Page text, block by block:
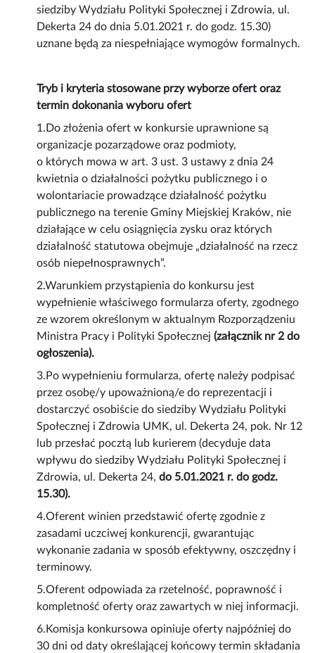
siedziby Wydziału Polityki Społecznej i Zdrowia, ul.
Dekerta 24 do dnia 5.01.2021 r. do godz. 15.30)
uznane będą za niespełniające wymogów formalnych.
Tryb i kryteria stosowane przy wyborze ofert oraz
termin dokonania wyboru ofert
1.Do złożenia ofert w konkursie uprawnione są
organizacje pozarządowe oraz podmioty,
o których mowa w art. 3 ust. 3 ustawy z dnia 24
kwietnia o działalności pożytku publicznego i o
wolontariacie prowadzące działalność pożytku
publicznego na terenie Gminy Miejskiej Kraków, nie
działające w celu osiągnięcia zysku oraz których
działalność statutowa obejmuje „działalność na rzecz
osób niepełnosprawnych”.
2.Warunkiem przystąpienia do konkursu jest
wypełnienie właściwego formularza oferty, zgodnego
ze wzorem określonym w aktualnym Rozporządzeniu
Ministra Pracy i Polityki Społecznej(załącznik nr 2 do
ogłoszenia).
3.Po wypełnieniu formularza, ofertę należy podpisać
przez osobę/y upoważnioną/e do reprezentacji i
dostarczyć osobiście do siedziby Wydziału Polityki
Społecznej i Zdrowia UMK, ul. Dekerta 24, pok. Nr 12
lub przesłać pocztą lub kurierem (decyduje data
wpływu do siedziby Wydziału Polityki Społecznej i
Zdrowia, ul. Dekerta 24, do 5.01.2021 r. do godz.
15.30).
4.Oferent winien przedstawić ofertę zgodnie z
zasadami uczciwej konkurencji, gwarantując
wykonanie zadania w sposób efektywny, oszczędny i
terminowy.
5.Oferent odpowiada za rzetelność, poprawność i
kompletność oferty oraz zawartych w niej informacji.
6.Komisja konkursowa opiniuje oferty najpóźniej do
30 dni od daty określającej końcowy termin składania